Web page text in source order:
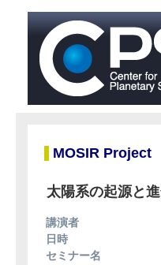
MOSIR Project
太陽系の起源と
講演者
日時
セミナー名